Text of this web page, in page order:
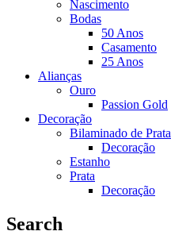
Nascimento
Bodas
50 Anos
Casamento
25 Anos
Alianças
Ouro
Passion Gold
Decoração
Bilaminado de Prata
Decoração
Estanho
Prata
Decoração
Search